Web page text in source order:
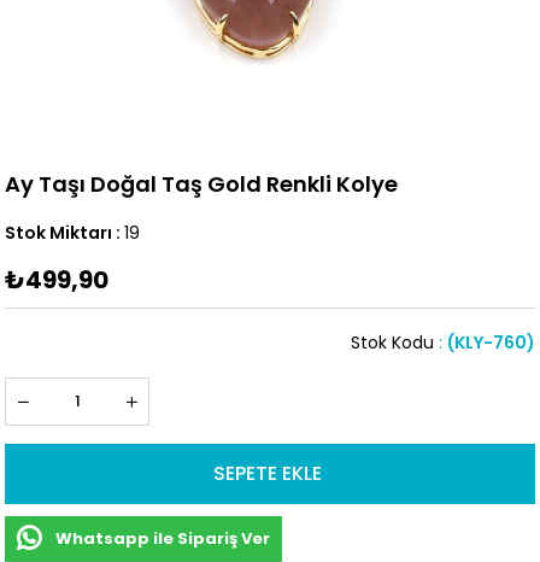
Ay Taşı Doğal Taş Gold Renkli Kolye
Stok Miktarı : 19
₺499,90
(KLY-760)
Stok Kodu
Whatsapp ile Sipariş Ver